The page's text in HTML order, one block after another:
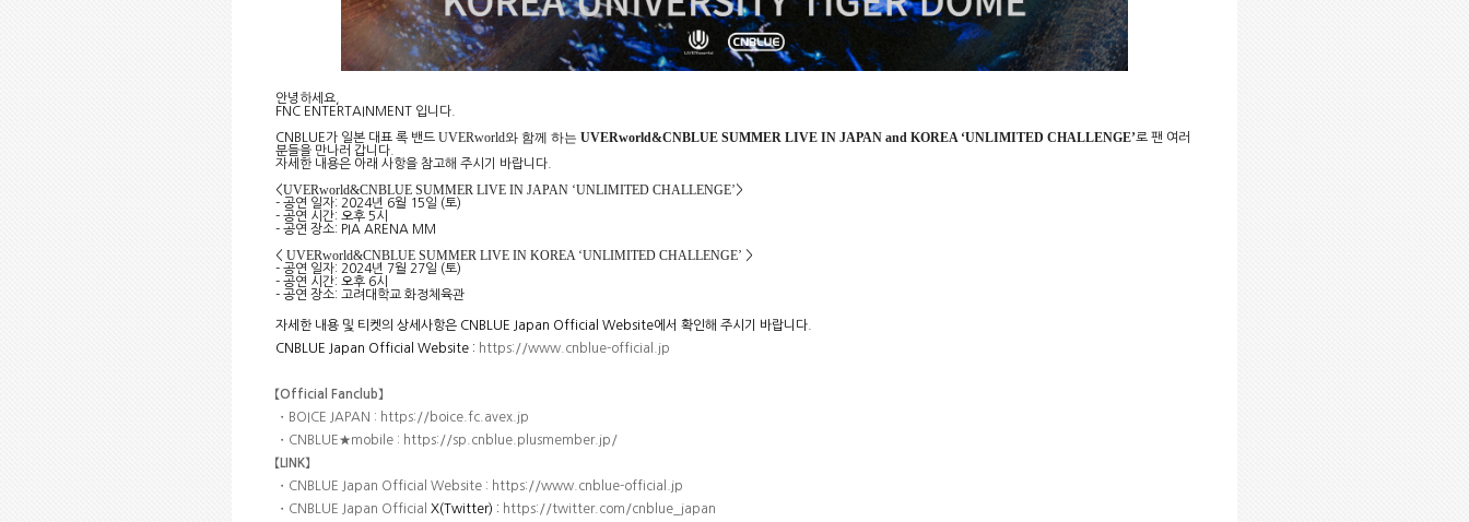
안녕하세요
FNC ENTERTAINMENT 입니다
CNBLUE가 일본 대표 록 밴드 UVERworld와 함께 하는 UVERworld&CNBLUE SUMMER LIVE IN JAPAN and KOREA ‘UNLIMITED CHALLENGE’로 팬 여러
분들을 만나러 갑니다
자세한 내용은 아래 사항을 참고해 주시기 바랍니다
<UVERworld&CNBLUE SUMMER LIVE IN JAPAN ‘UNLIMITED CHALLENGE’>
- 공연 일자: 2024년 6월 15일 (토)
- 공연 시간: 오후 5시
- 공연 장소: PIA ARENA MM
< UVERworld&CNBLUE SUMMER LIVE IN KOREA ‘UNLIMITED CHALLENGE’ >
- 공연 일자: 2024년 7월 27일 (토)
- 공연 시간: 오후 6시
- 공연 장소: 고려대학교 화정체육관
자세한 내용 및 티켓의 상세사항은 CNBLUE Japan Official Website에서 확인해 주시기 바랍니다
CNBLUE Japan Official Website : https://www.cnblue-official.jp
【Official Fanclub】
・ BOICE JAPAN : https://boice.fc.avex.jp
・ CNBLUE★mobile : https://sp.cnblue.plusmember.jp/
【 LINK】
・ CNBLUE Japan Official Website : https://www.cnblue-official.jp
・ CNBLUE Japan Official X(Twitter) : https://twitter.com/cnblue_japan